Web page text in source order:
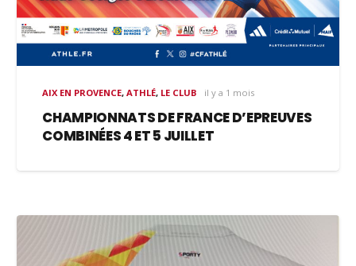
AIX EN PROVENCE,ATHLÉ, LE CLUB il y a 1 mois
CHAMPIONNATS DE FRANCE D’EPREUVES
COMBINÉES 4 ET 5 JUILLET